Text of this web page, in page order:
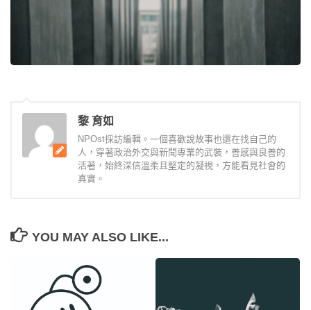
黎 育如
NPOst採訪編輯。一個喜歡說故事也還在找自己的
人，穿著政治外交與新聞專業的武裝，善感與良善的
活著，始終深信溫柔且堅定的凝視，方能看見社會的
真實。
YOU MAY ALSO LIKE...